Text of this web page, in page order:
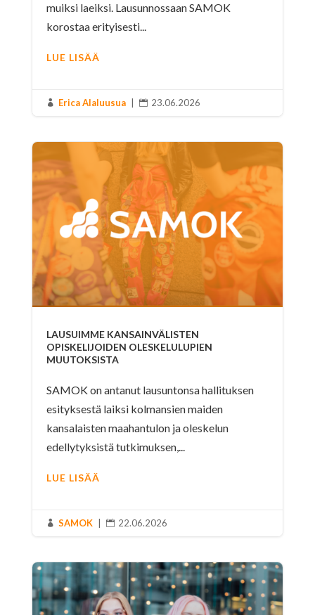
muiksi laeiksi. Lausunnossaan SAMOK
korostaa erityisesti...
LUE LISÄÄ
 Erica Alaluusua  23.06.2026
LAUSUIMME KANSAINVÄLISTEN
OPISKELIJOIDEN OLESKELULUPIEN
MUUTOKSISTA
SAMOK on antanut lausuntonsa hallituksen
esityksestä laiksi kolmansien maiden
kansalaisten maahantulon ja oleskelun
edellytyksistä tutkimuksen,...
LUE LISÄÄ
 SAMOK  22.06.2026